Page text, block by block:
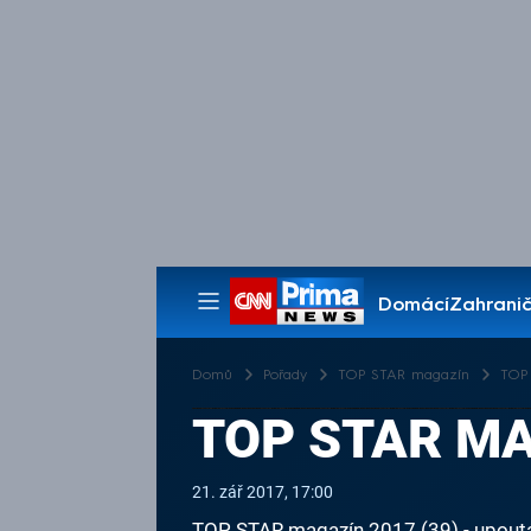
Domácí
Pořady
Domů Pořady TOP STAR magazín
TOP STAR
21. zář 2017, 17:00